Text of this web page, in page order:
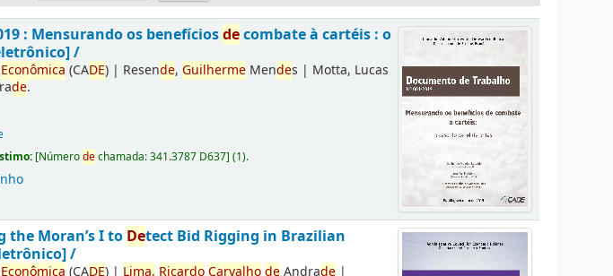
: Mensurando os benefíciosdecombate à cartéis : o
/
Econômica (CADE) | Resende,Guilherme Mendes | Motta, Lucas
de.
[Númerodechamada:341.3787 D637](1).
the Moran’s I to Detect Bid Rigging in Brazilian
/